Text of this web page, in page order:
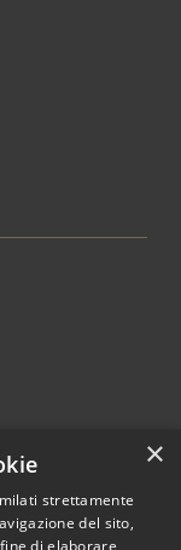
© 2026 • Comune di
×
strettamente
del sito,
di elaborare